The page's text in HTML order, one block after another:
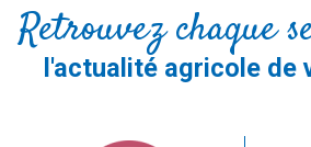
Retrouvez chaque
l'actualité agricole de